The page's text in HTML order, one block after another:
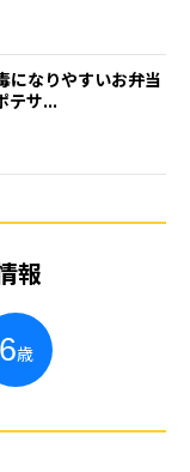
になりやすいお弁当
テサ...
報
6歳